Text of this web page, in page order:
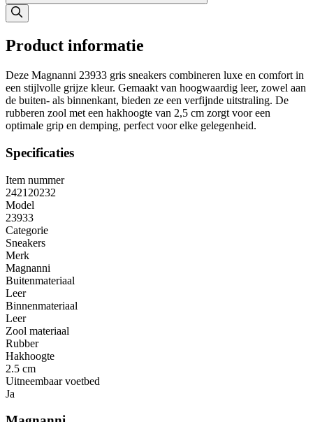
Product informatie
Deze Magnanni 23933 gris sneakers combineren luxe en comfort in
een stijlvolle grijze kleur. Gemaakt van hoogwaardig leer, zowel aan
de buiten- als binnenkant, bieden ze een verfijnde uitstraling. De
rubberen zool met een hakhoogte van 2,5 cm zorgt voor een
optimale grip en demping, perfect voor elke gelegenheid.
Specificaties
Item nummer
242120232
Model
23933
Categorie
Sneakers
Merk
Magnanni
Buitenmateriaal
Leer
Binnenmateriaal
Leer
Zool materiaal
Rubber
Hakhoogte
2.5 cm
Uitneembaar voetbed
Ja